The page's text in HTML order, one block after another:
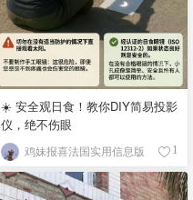
☀️ 安全观日食！教你DIY简易投影
仪，绝不伤眼
鸡妹报喜法国实用信息版 1